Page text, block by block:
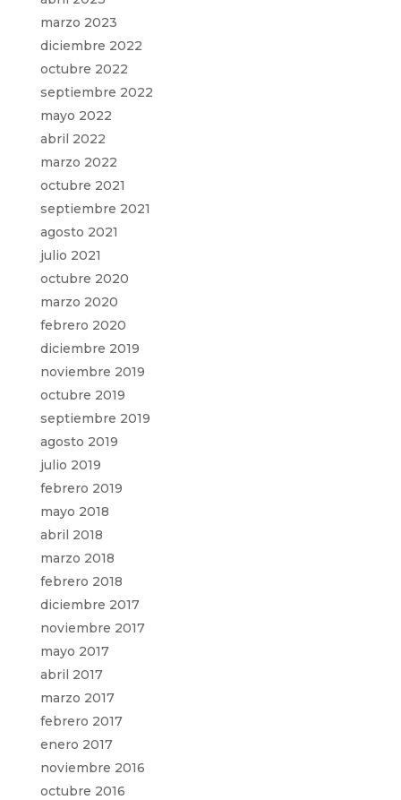
marzo 2023
diciembre 2022
octubre 2022
septiembre 2022
mayo 2022
abril 2022
marzo 2022
octubre 2021
septiembre 2021
agosto 2021
julio 2021
octubre 2020
marzo 2020
febrero 2020
diciembre 2019
noviembre 2019
octubre 2019
septiembre 2019
agosto 2019
julio 2019
febrero 2019
mayo 2018
abril 2018
marzo 2018
febrero 2018
diciembre 2017
noviembre 2017
mayo 2017
abril 2017
marzo 2017
febrero 2017
enero 2017
noviembre 2016
octubre 2016